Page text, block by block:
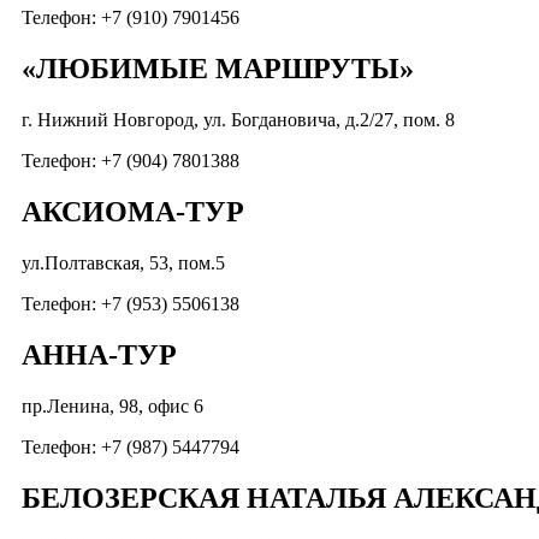
Телефон: +7 (910) 7901456
«ЛЮБИМЫЕ МАРШРУТЫ»
г. Нижний Новгород, ул. Богдановича, д.2/27, пом. 8
Телефон: +7 (904) 7801388
АКСИОМА-ТУР
ул.Полтавская, 53, пом.5
Телефон: +7 (953) 5506138
АННА-ТУР
пр.Ленина, 98, офис 6
Телефон: +7 (987) 5447794
БЕЛОЗЕРСКАЯ НАТАЛЬЯ